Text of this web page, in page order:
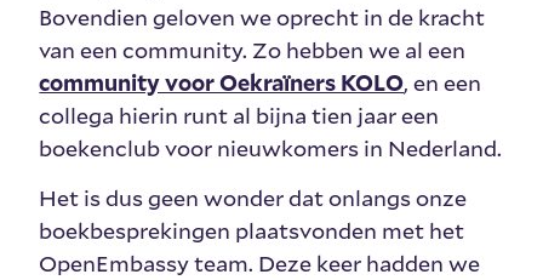
Bovendien geloven we oprecht in de kracht
van een community. Zo hebben we al een
community voor Oekraïners KOLO, en een
collega hierin runt al bijna tien jaar een
boekenclub voor nieuwkomers in Nederland.
Het is dus geen wonder dat onlangs onze
boekbesprekingen plaatsvonden met het
OpenEmbassy team. Deze keer hadden we